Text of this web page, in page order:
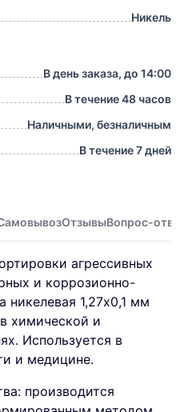
Никель
В день заказа, до 14:00
В течение 48 часов
Наличными, безналичным
В течение 7 дней
ОтзывыВопрос-
агрессивных
и коррозионно-
никелевая 1,27х0,1 мм
химической и
Используется в
и медицине.
производится